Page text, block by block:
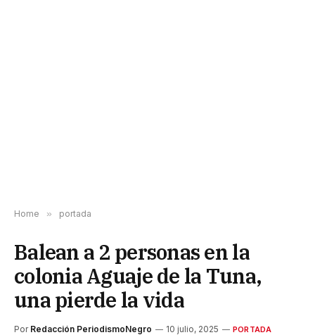
Home » portada
Balean a 2 personas en la
colonia Aguaje de la Tuna,
una pierde la vida
Por Redacción PeriodismoNegro 10 julio, 2025 PORTADA